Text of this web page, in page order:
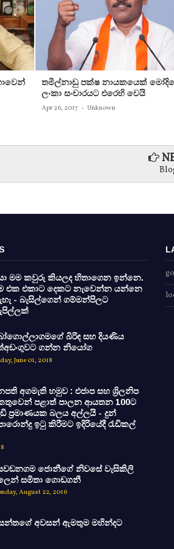
තමිල්නාඩු පක්‌ෂ නායකයෙක්‌
ලංකා සංචාරයට එරෙහි වෙයි
Apr 26, 2017 - Unknown
මම කවුරු කියලද හිතාගෙන ඉන්නෙ.
එක එකාට දෙකට නැවෙන්න යන්නෙ
- බැසිල්ගෙන් ගම්මන්පිලට
බිරිඳ සහ දියණිය
ගන්න නියෝග
June 01, 2018
අගමැති හමුව : එජාප සහ ශ්‍රිලනිප
පළාත් පාලන ආයතන 100ට
ප්‍රමාණයක බලය අල්ලයි - දුන්
ඉටු කිරීමට ඉදිරියේදී රැඩිකල්
ජොනීගේ නිවසේ වැසිකිලි
සමිතා ගොඩගනී
August 22, 2016
අවසන් ඇමතුම මහින්දට